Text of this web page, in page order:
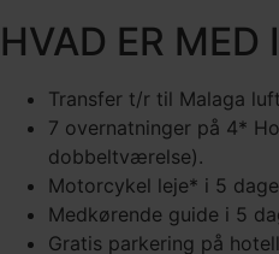
HVAD ER MED
Transfer t/r til Malaga
7 overnatninger på 4*
dobbeltværelse).
Motorcykel leje* i 5
Medkørende guide i 5
Gratis parkering på